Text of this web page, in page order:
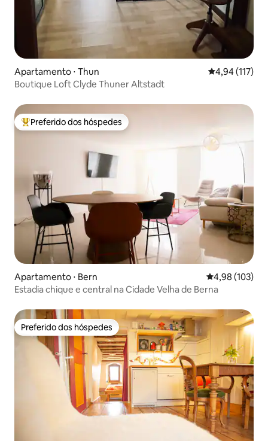
Apartamento ⋅ Thun 4,94 de uma
4,94 (117)
Boutique Loft Clyde Thuner Altstadt
Entre os melhores preferidos dos hóspedes
Preferido dos hóspedes
Apartamento ⋅ Bern 4,98 de uma
4,98 (103)
Estadia chique e central na Cidade Velha de Berna
Preferido dos hóspedes
Preferido dos hóspedes